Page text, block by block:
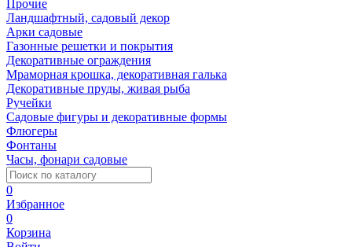
Прочие
Ландшафтный, садовый декор
Арки садовые
Газонные решетки и покрытия
Декоративные ограждения
Мраморная крошка, декоративная галька
Декоративные пруды, живая рыба
Ручейки
Садовые фигуры и декоративные формы
Флюгеры
Фонтаны
Часы, фонари садовые
0
Избранное
0
Корзина